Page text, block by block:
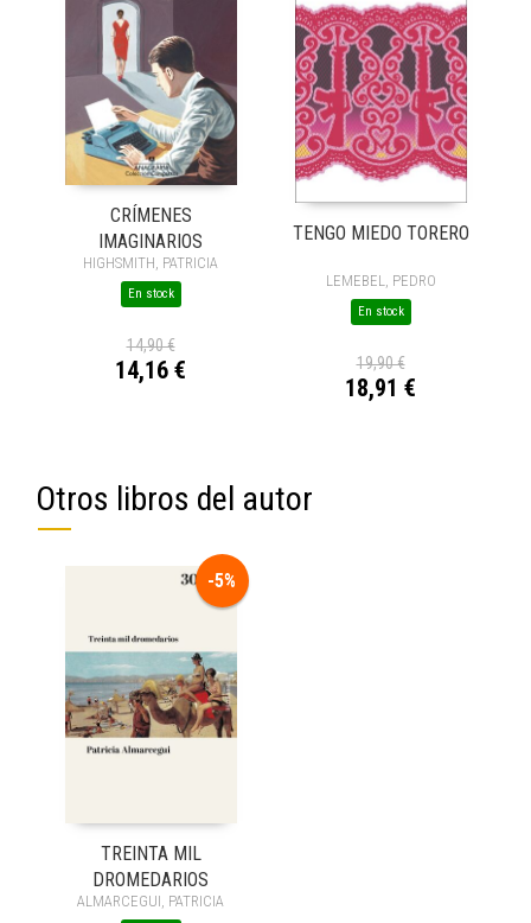
CRÍMENES
IMAGINARIOS
HIGHSMITH, PATRICIA
En stock
14,90 €
14,16 €
TENGO MIEDO TORERO
LEMEBEL, PEDRO
En stock
19,90 €
18,91 €
Otros libros del autor
-5%
TREINTA MIL
DROMEDARIOS
ALMARCEGUI, PATRICIA